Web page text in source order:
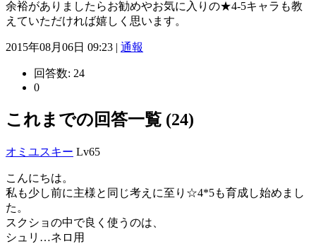
余裕がありましたらお勧めやお気に入りの★4-5キャラも教
えていただければ嬉しく思います。
2015年08月06日 09:23 | 通報
回答数: 24
0
これまでの回答一覧 (24)
オミユスキー Lv65
こんにちは。
私も少し前に主様と同じ考えに至り☆4*5も育成し始めまし
た。
スクショの中で良く使うのは、
シュリ…ネロ用